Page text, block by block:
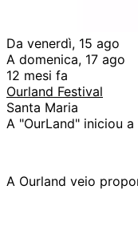
Da venerdì, 15 ago
A domenica, 17 ago
12 mesi fa
Ourland Festival
Santa Maria
A "OurLand" iniciou
A Ourland veio